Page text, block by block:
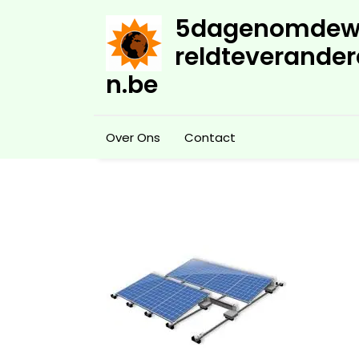
n.be
Over Ons Contact